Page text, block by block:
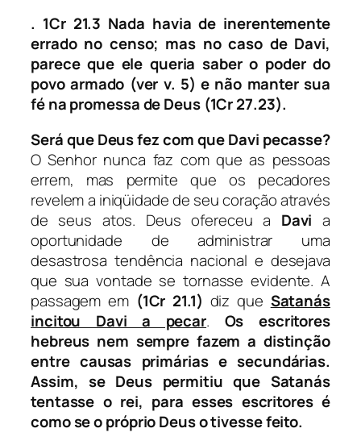
. 1Cr 21.3 Nada havia de inerentemente
errado no censo; mas no caso de Davi,
parece que ele queria saber o poder do
povo armado (ver v. 5) e não manter sua
fé na promessa de Deus (1Cr 27.23).
Será que Deus fez com que Davi pecasse?
O Senhor nunca faz com que as pessoas
errem, mas permite que os pecadores
revelem a iniqüidade de seu coração através
de seus atos. Deus ofereceu a Davi a
oportunidade de administrar uma
desastrosa tendência nacional e desejava
que sua vontade se tornasse evidente. A
passagem em (1Cr 21.1) diz que Satanás
incitou Davi a pecar. Os escritores
hebreus nem sempre fazem a distinção
entre causas primárias e secundárias.
Assim, se Deus permitiu que Satanás
tentasse o rei, para esses escritores é
como se o próprio Deus o tivesse feito.